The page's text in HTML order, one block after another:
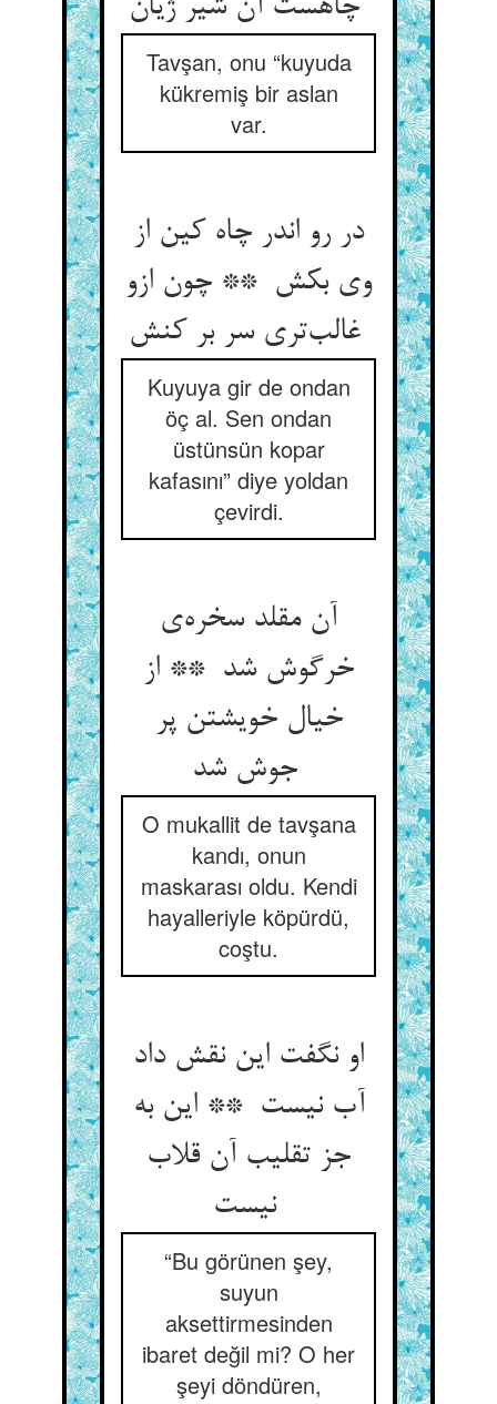
Tavşan, onu “kuyuda
kükremiş bir aslan
var.
در رو اندر چاه کین از
وی بکش ** چون ازو
غالب‌تری سر بر کنش
Kuyuya gir de ondan
öç al. Sen ondan
üstünsün kopar
kafasını” diye yoldan
çevirdi.
آن مقلد سخره‌ی
خرگوش شد ** از
خیال خویشتن پر
جوش شد
O mukallit de tavşana
kandı, onun
maskarası oldu. Kendi
hayalleriyle köpürdü,
coştu.
او نگفت این نقش داد
آب نیست ** این به
جز تقلیب آن قلاب
نیست
“Bu görünen şey,
suyun
aksettirmesinden
ibaret değil mi? O her
şeyi döndüren,